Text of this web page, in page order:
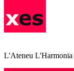
L'Ateneu L'Harmonia